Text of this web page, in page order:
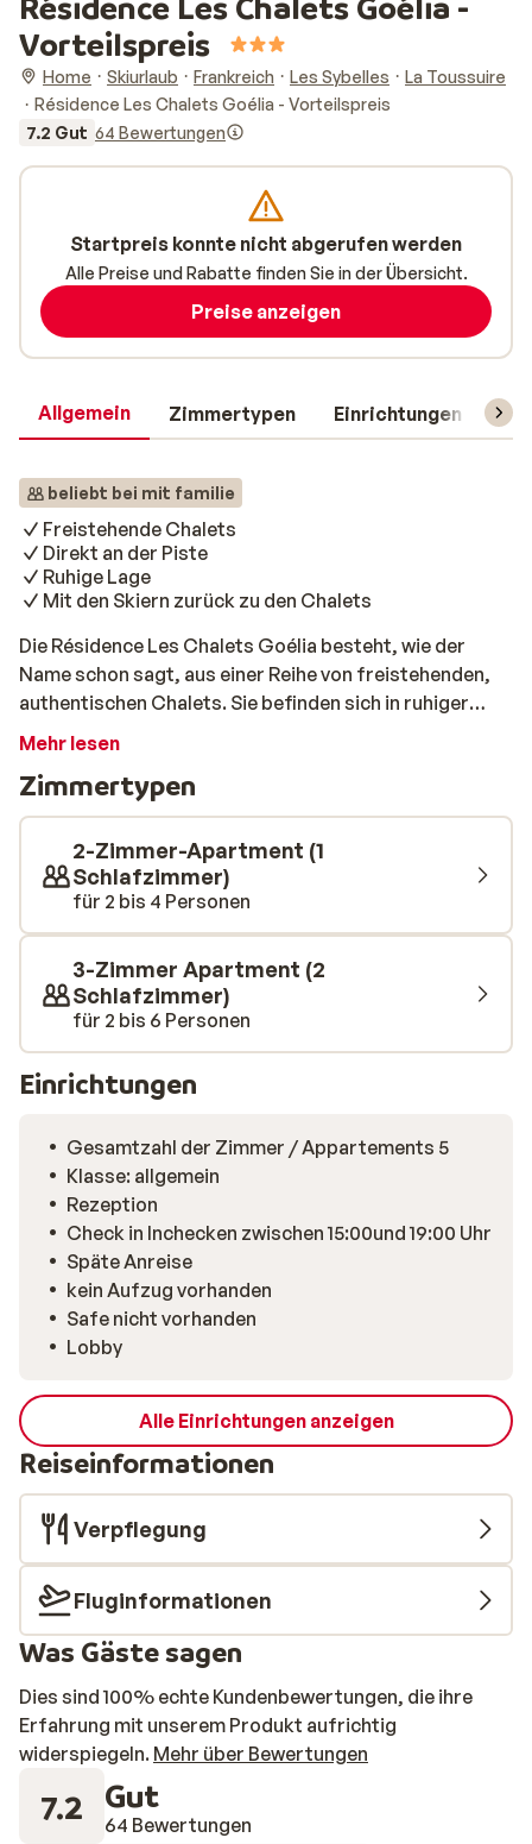
Vorteilspreis
Home Skiurlaub Frankreich Les Sybelles
La Toussuire
Résidence Les Chalets Goélia - Vorteilspreis
7.2 Gut 64 Bewertungen
Allgemein Zimmertypen Einrichtungen
beliebt bei mit familie
Freistehende Chalets
Direkt an der Piste
Ruhige Lage
Mit den Skiern zurück zu den Chalets
Die Résidence Les Chalets Goélia besteht, wie der
Name schon sagt, aus einer Reihe von freistehenden,
authentischen Chalets. Sie befinden sich in ruhiger
Lage etwas außerhalb des Zentrums von La Toussuire
mit den Skiern zu Ihrem Chalet zurückfahren. Der
Sessellift 'Le Soleil' ist nur wenige Gehminuten vom
Chalet entfernt. Die Chalets sind geschmackvoll
eingerichtet und bieten viel Komfort nach einem langen
Tag auf der Piste. Trinken Sie noch ein Glas Wein in der
Sonne auf dem Balkon oder genießen Sie ein gutes Buch
auf dem Sofa. Die Küche ist komplett ausgestattet und
verfügt über eine Mikrowelle und einen Geschirrspüler.
Unterhalb der größeren Chalets befinden sich einige
Geschäfte, aber auch das eigentliche Zentrum ist nur
500 Meter entfernt. Hier finden Sie schöne Geschäfte,
Restaurants und Bars.
Mehr lesen
Zimmertypen
2-Zimmer-Apartment (1
Schlafzimmer)
für 2 bis 4 Personen
3-Zimmer Apartment (2
Schlafzimmer)
für 2 bis 6 Personen
Einrichtungen
Gesamtzahl der Zimmer / Appartements 5
Klasse: allgemein
Rezeption
Check in Inchecken zwischen 15:00und 19:00 Uhr
Späte Anreise
kein Aufzug vorhanden
Safe nicht vorhanden
Lobby
Alle Einrichtungen anzeigen
Reiseinformationen
Verpflegung
Fluginformationen
Was Gäste sagen
Dies sind 100% echte Kundenbewertungen, die ihre
Erfahrung mit unserem Produkt aufrichtig
widerspiegeln. Mehr über Bewertungen
7.2 Gut
64 Bewertungen
Startpreis konnte nicht abgerufen werden
Alle Preise und Rabatte finden Sie in der Übersicht.
Preise anzeigen